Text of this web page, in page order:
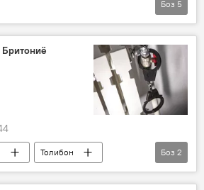
Марзи Тоҷикистону Афғонистон: ҳоло чӣ рух дода истодааст?
Толибон
Панҷшер
Боз 5
Толибон
Боз 2